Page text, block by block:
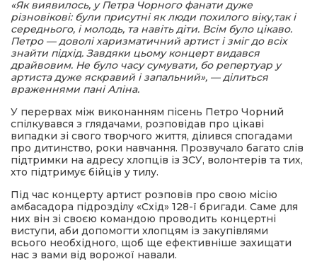
«Як виявилось, у Петра Чорного фанати дуже
різновікові: були присутні як люди похилого віку,так і
середнього, і молодь, та навіть діти. Всім було цікаво.
Петро — доволі харизматичний артист і зміг до всіх
знайти підхід. Завдяки цьому концерт видався
драйвовим. Не було часу сумувати, бо репертуар у
артиста дуже яскравий і запальний», — ділиться
враженнями пані Аліна.
У перервах між виконанням пісень Петро Чорний
спілкувався з глядачами, розповідав про цікаві
випадки зі свого творчого життя, ділився спогадами
про дитинство, роки навчання. Прозвучало багато слів
підтримки на адресу хлопців із ЗСУ, волонтерів та тих,
хто підтримує бійців у тилу.
Під час концерту артист розповів про свою місію
амбасадора підрозділу «Схід» 128-ї бригади. Саме для
них він зі своєю командою проводить концертні
виступи, аби допомогти хлопцям із закупівлями
всього необхідного, щоб ще ефективніше захищати
нас з вами від ворожої навали.